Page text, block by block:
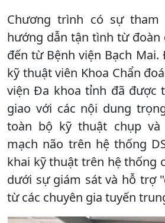
Chương trình có sự
hướng dẫn tận tình từ đoàn
đến từ Bệnh viện Bạch
kỹ thuật viên Khoa Chẩn
viện Đa khoa tỉnh đã được
giao với các nội dung
toàn bộ kỹ thuật chụp
mạch não trên hệ thống
khai kỹ thuật trên hệ thống
dưới sự giám sát và hỗ trợ
từ các chuyên gia tuyến